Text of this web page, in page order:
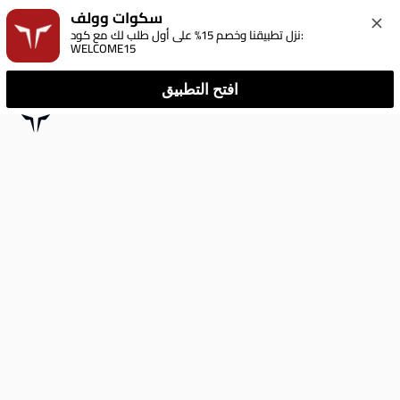
سكوات وولف
نزل تطبيقنا وخصم 15% على أول طلب لك مع كود:
WELCOME15
افتح التطبيق